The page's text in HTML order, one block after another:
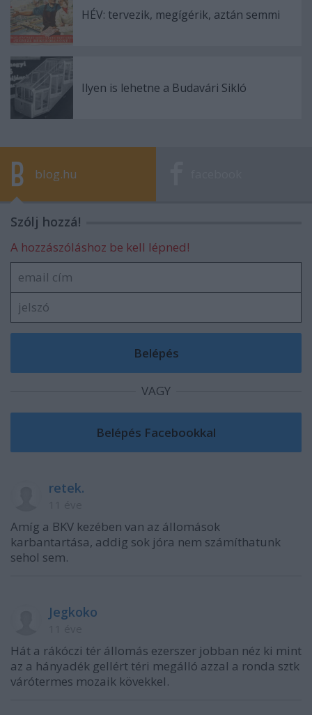
HÉV: tervezik, megígérik, aztán semmi
Ilyen is lehetne a Budavári Sikló
blog.hu
Szólj hozzá!
A hozzászóláshoz be kell lépned!
VAGY
retek.
Amíg a BKV kezében van az állomások
karbantartása, addig sok jóra nem számíthatunk
sehol sem.
Jegkoko
Hát a rákóczi tér állomás ezerszer jobban néz ki mint
az a hányadék gellért téri megálló azzal a ronda sztk
várótermes mozaik kövekkel.